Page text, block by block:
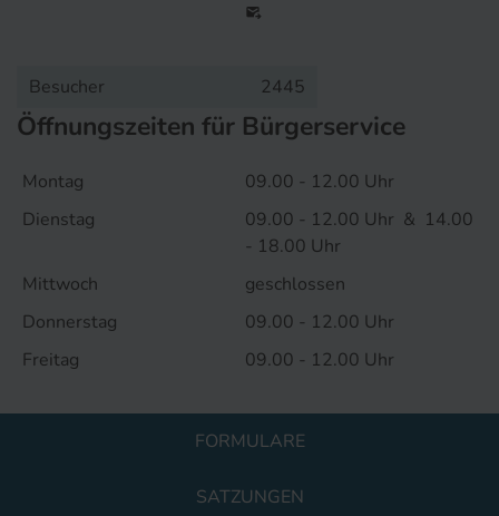

Besucher 2445
Öffnungszeiten für Bürgerservice
Montag
09.00 - 12.00 Uhr
Dienstag
09.00 - 12.00 Uhr & 14.00
- 18.00 Uhr
Mittwoch
geschlossen
Donnerstag
09.00 - 12.00 Uhr
Freitag
09.00 - 12.00 Uhr
FORMULARE
SATZUNGEN